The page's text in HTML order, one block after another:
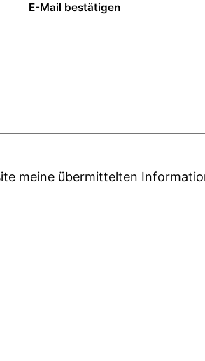
E-Mail bestätigen
meine übermittelten